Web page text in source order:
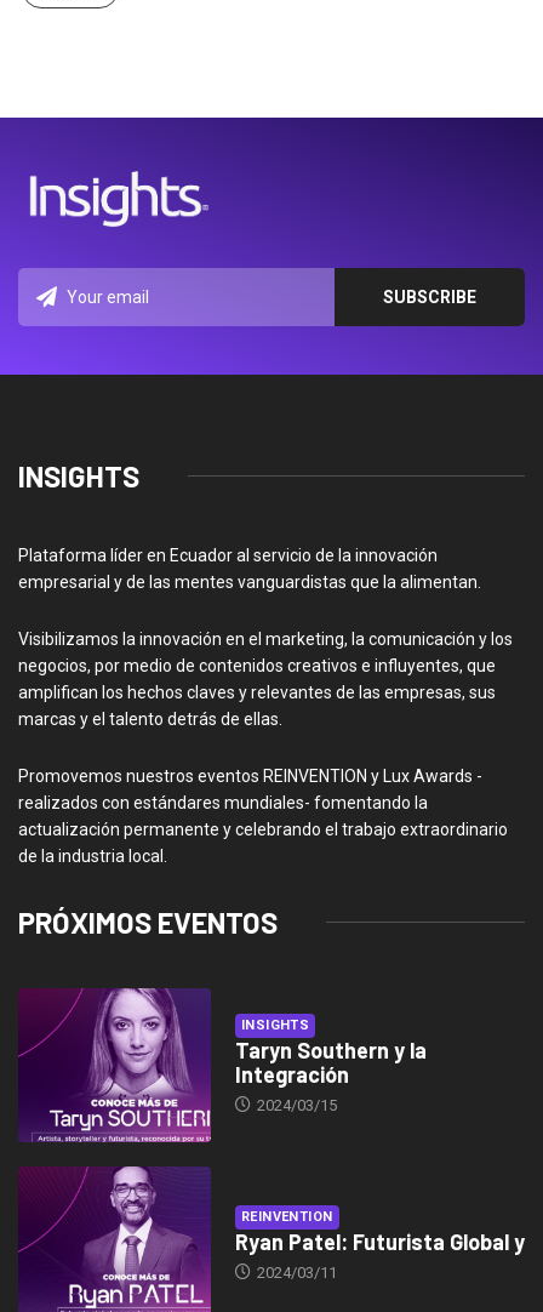
INSIGHTS
Plataforma líder en Ecuador al servicio de la innovación
empresarial y de las mentes vanguardistas que la alimentan.
Visibilizamos la innovación en el marketing, la comunicación y los
negocios, por medio de contenidos creativos e influyentes, que
amplifican los hechos claves y relevantes de las empresas, sus
marcas y el talento detrás de ellas.
Promovemos nuestros eventos REINVENTION y Lux Awards -
realizados con estándares mundiales- fomentando la
actualización permanente y celebrando el trabajo extraordinario
de la industria local.
PRÓXIMOS EVENTOS
INSIGHTS
Taryn Southern y la
Integración
2024/03/15
REINVENTION
Ryan Patel: Futurista Global y
2024/03/11